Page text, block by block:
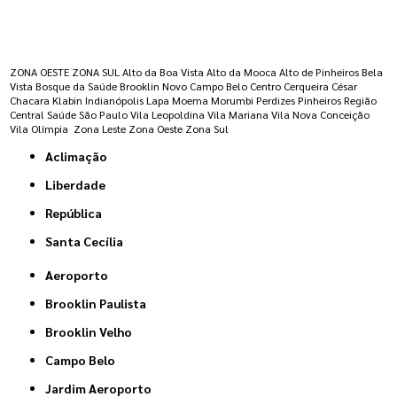
ZONA OESTE ZONA SUL Alto da Boa Vista Alto da Mooca Alto de Pinheiros Bela
Vista Bosque da Saúde Brooklin Novo Campo Belo Centro Cerqueira César
Chacara Klabin Indianópolis Lapa Moema Morumbi Perdizes Pinheiros Região
Central Saúde São Paulo Vila Leopoldina Vila Mariana Vila Nova Conceição
Vila Olímpia Zona Leste Zona Oeste Zona Sul
Aclimação
Liberdade
República
Santa Cecília
Aeroporto
Brooklin Paulista
Brooklin Velho
Campo Belo
Jardim Aeroporto